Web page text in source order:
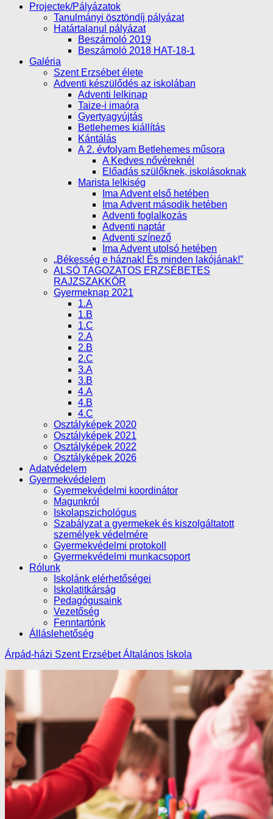
Projectek/Pályázatok
Tanulmányi ösztöndíj pályázat
Határtalanul pályázat
Beszámoló 2019
Beszámoló 2018 HAT-18-1
Galéria
Szent Erzsébet élete
Adventi készülődés az iskolában
Adventi lelkinap
Taize-i imaóra
Gyertyagyújtás
Betlehemes kiállítás
Kántálás
A 2. évfolyam Betlehemes műsora
A Kedves nővéreknél
Előadás szülőknek, iskolásoknak
Marista lelkiség
Ima Advent első hetében
Ima Advent második hetében
Adventi foglalkozás
Adventi naptár
Adventi színező
Ima Advent utolsó hetében
„Békesség e háznak! És minden lakójának!”
ALSÓ TAGOZATOS ERZSÉBETES
RAJZSZAKKÖR
Gyermeknap 2021
1.A
1.B
1.C
2.A
2.B
2.C
3.A
3.B
4.A
4.B
4.C
Osztályképek 2020
Osztályképek 2021
Osztályképek 2022
Osztályképek 2026
Adatvédelem
Gyermekvédelem
Gyermekvédelmi koordinátor
Magunkról
Iskolapszichológus
Szabályzat a gyermekek és kiszolgáltatott
személyek védelmére
Gyermekvédelmi protokoll
Gyermekvédelmi munkacsoport
Rólunk
Iskolánk elérhetőségei
Iskolatitkárság
Pedagógusaink
Vezetőség
Fenntartónk
Álláslehetőség
Árpád-házi Szent Erzsébet Általános Iskola